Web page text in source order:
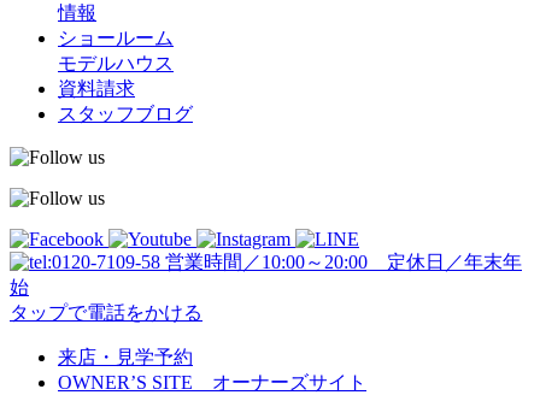
情報
ショールーム
モデルハウス
資料請求
スタッフブログ
営業時間／10:00～20:00 定休日／年末年
始
タップで電話をかける
来店・見学予約
OWNER’S SITE オーナーズサイト